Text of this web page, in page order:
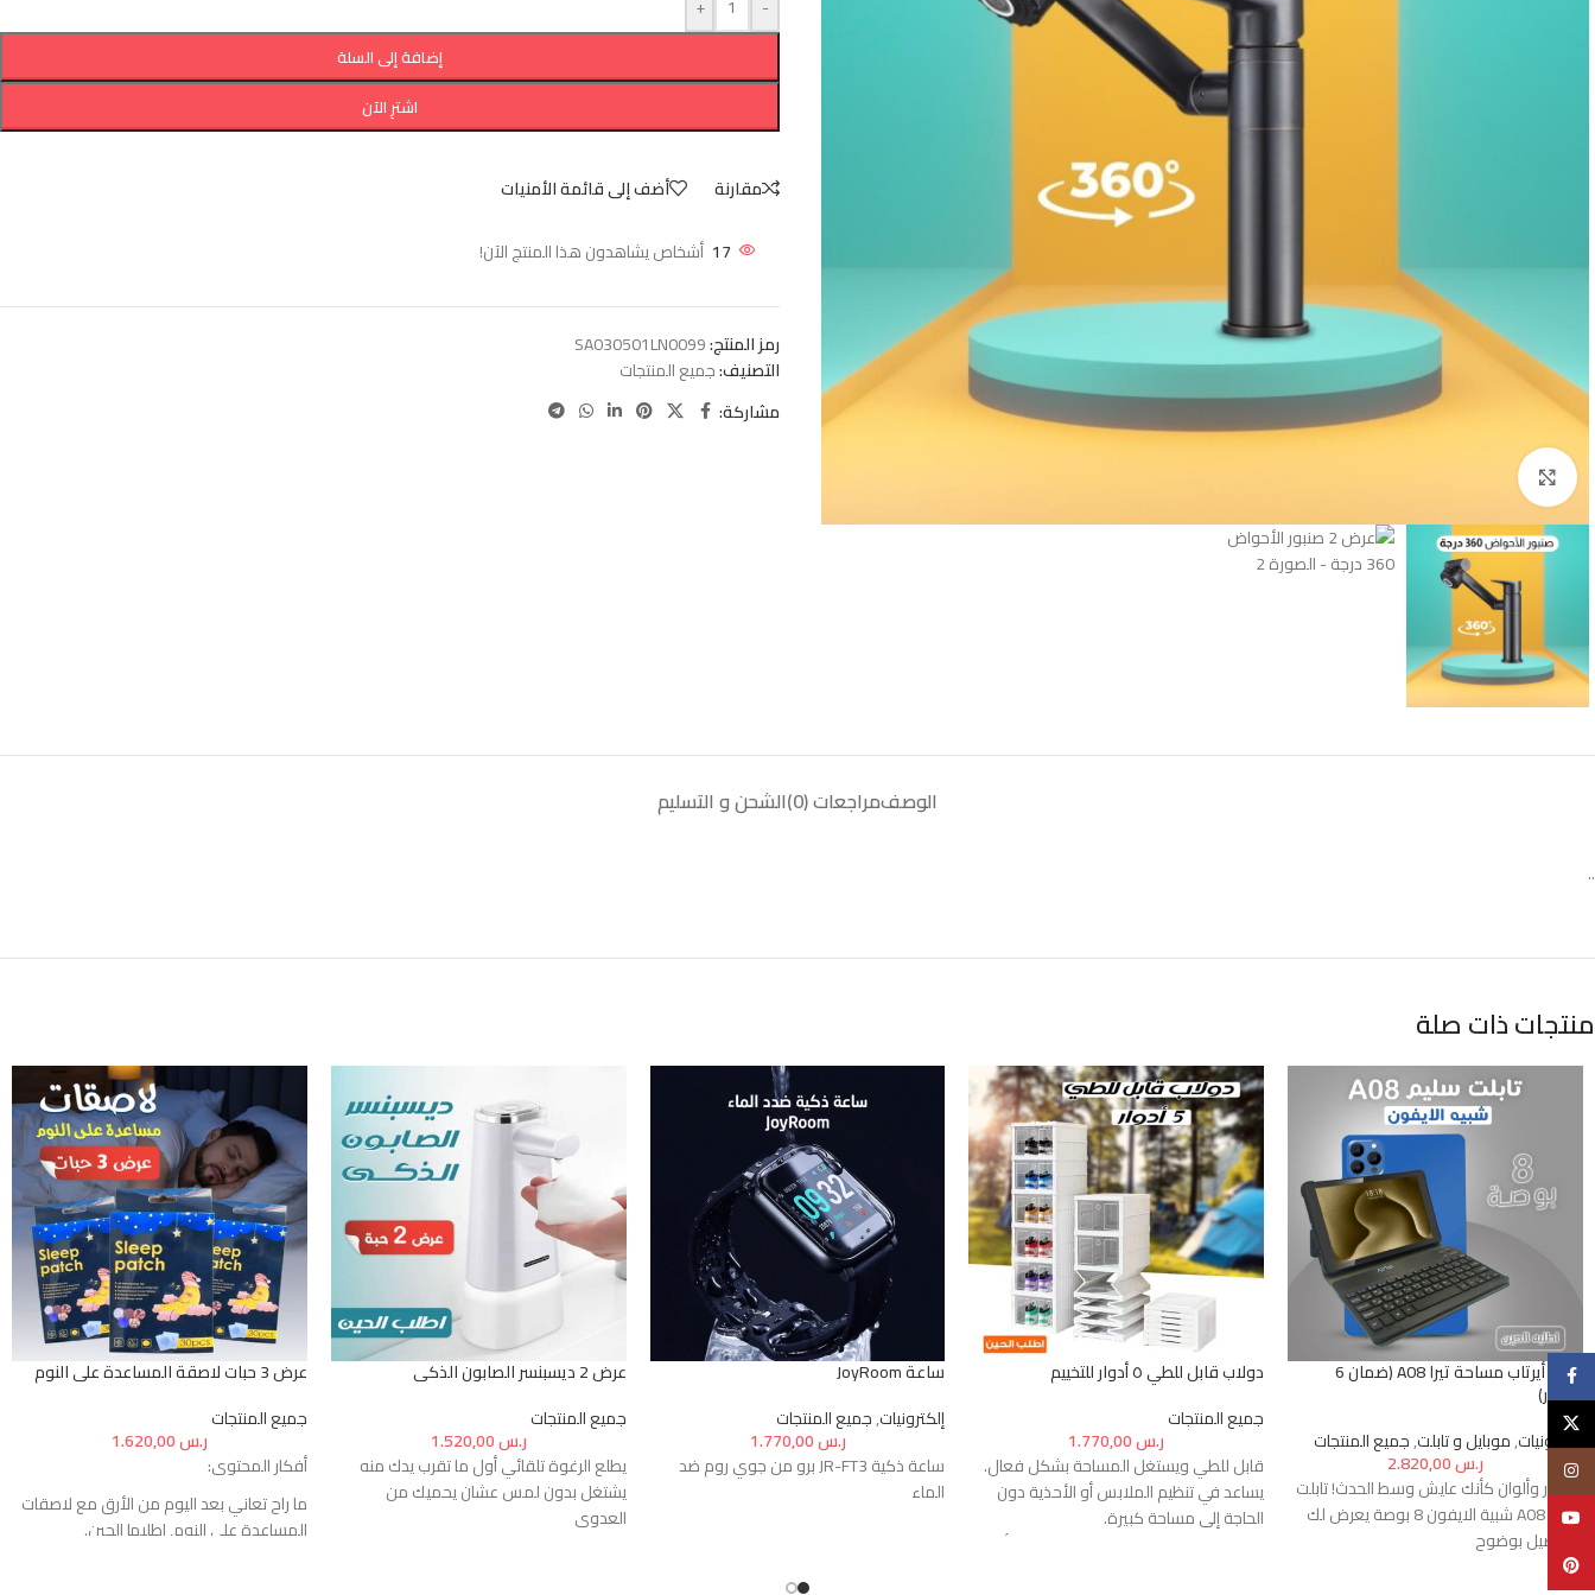
-
+
إضافة إلى السلة
اشترِ الآن
مقارنة أضف إلى قائمة الأمنيات
17 أشخاص يشاهدون هذا المنتج الآن!
رمز المنتج:SA030501LN0099
التصنيف:جميع المنتجات
مشاركة:
الوصفمراجعات (0) الشحن و التسليم
..
منتجات ذات صلة
تابلت أيرتاب مساحة تيرا A08 (ضمان 6
شهور)
إلكترونيات,موبايل و تابلت,جميع المنتجات
ر.س2.820,00
'- صور وألوان كأنك عايش وسط الحدث! تابلت
سليم A08 شبية الايفون 8 بوصة يعرض لك
التفاصيل بوضوح
دولاب قابل للطي ٥ أدوار للتخييم
جميع المنتجات
ر.س1.770,00
قابل للطي ويستغل المساحة بشكل فعال.
يساعد في تنظيم الملابس أو الأحذية دون
الحاجة إلى مساحة كبيرة.
مثالي للأماكن ذات المساحة المحدودة أو
ساعة JoyRoom
إلكترونيات,جميع المنتجات
ر.س
ساعة ذكية JR-FT3 برو من جوي روم ضد
الماء
عرض 2 ديسبنسر الصابون الذكى
جميع المنتجات
ر.س
يطلع الرغوة تلقائي أول ما تقرب يدك منه
يشتغل بدون لمس عشان يحميك من
العدوى
عرض 3 حبات لاصقة المساعدة على النوم
جميع المنتجات
ر.س
أفكار المحتوى:
ما راح تعاني بعد اليوم من الأرق مع لاصقات
المساعدة على النوم, اطلبها الحين.
فيسبوك
انستغرام
يوتيوب